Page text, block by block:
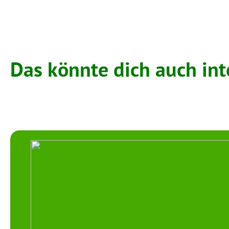
Das könnte dich auch